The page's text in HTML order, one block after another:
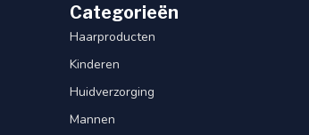
Categorieën
Haarproducten
Kinderen
Huidverzorging
Mannen